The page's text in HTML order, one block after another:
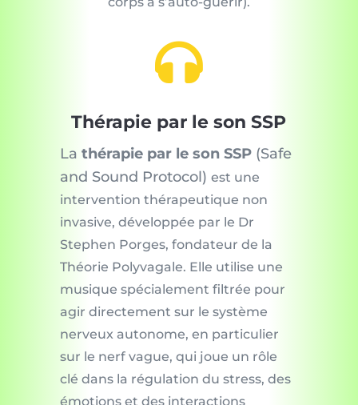

Thérapie par le son SSP
La thérapie par le son SSP(Safe
and Sound Protocol) est une
intervention thérapeutique non
invasive, développée par le Dr
Stephen Porges, fondateur de la
Théorie Polyvagale. Elle utilise une
musique spécialement filtrée pour
agir directement sur le système
nerveux autonome, en particulier
sur le nerf vague, qui joue un rôle
clé dans la régulation du stress, des
émotions et des interactions